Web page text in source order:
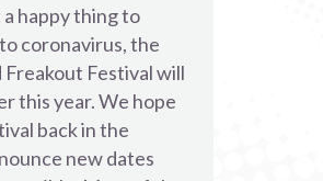
a happy thing to
coronavirus, the
Festival will
this year. We hope
back in the
new dates